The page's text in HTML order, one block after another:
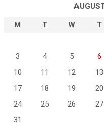
M
T W T
3
4 5 6
10
11 12 13
17
18 19 20
24
25 26 27
31